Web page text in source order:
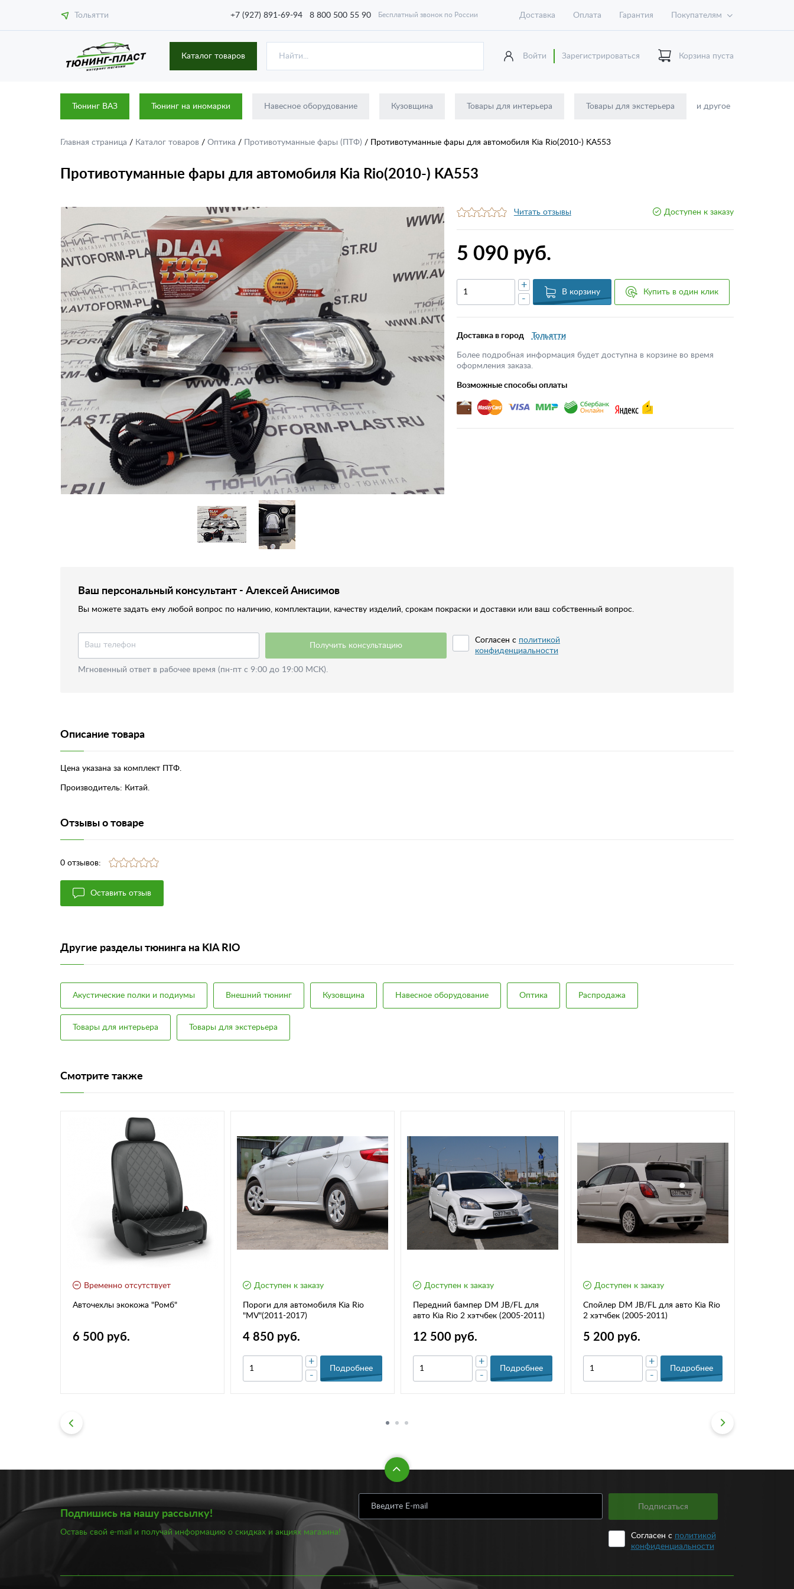
Тольятти +7 (927) 891-69-94 8 800 500 55 90 Бесплатный звонок по России Доставка Оплата Гарантия Покупателям
Каталог товаров Войти Зарегистрироваться Корзина пуста
Тюнинг ВАЗ Тюнинг на иномарки Навесное оборудование Кузовщина Товары для интерьера Товары для экстерьера и другое
Главная страница / Каталог товаров / Оптика / Противотуманные фары (ПТФ) / Противотуманные фары для автомобиля Kia Rio(2010-) KA553
Противотуманные фары для автомобиля Kia Rio(2010-) KA553
Читать отзывы Доступен к заказу
5 090 руб.
-
+
В корзину Купить в один клик
Доставка в город Тольятти
Более подробная информация будет доступна в корзине во время
оформления заказа.
Возможные способы оплаты
Ваш персональный консультант - Алексей Анисимов
Вы можете задать ему любой вопрос по наличию, комплектации, качеству изделий, срокам покраски и доставки или ваш собственный вопрос.
Получить консультацию
Согласен с политикой
конфиденциальности
Мгновенный ответ в рабочее время (пн-пт с 9:00 до 19:00 МСК).
Описание товара
Цена указана за комплект ПТФ.
Производитель: Китай.
Отзывы о товаре
0 отзывов:
Оставить отзыв
Другие разделы тюнинга на KIA RIO
Акустические полки и подиумы Внешний тюнинг Кузовщина Навесное оборудование Оптика Распродажа
Товары для интерьера Товары для экстерьера
Смотрите также
Временно отсутствует
Авточехлы экокожа "Ромб"
6 500 руб.
Доступен к заказу
Пороги для автомобиля Kia Rio
"MV"(2011-2017)
4 850 руб.
-
+
Подробнее
Доступен к заказу
Передний бампер DM JB/FL для
авто Kia Rio 2 хэтчбек (2005-2011)
12 500 руб.
-
+
Подробнее
Доступен к заказу
Спойлер DM JB/FL для авто Kia Rio
2 хэтчбек (2005-2011)
5 200 руб.
-
+
Подробнее
Подпишись на нашу рассылку!
Оставь свой e-mail и получай информацию о скидках и акциях магазина!
Подписаться
Согласен с политикой
конфиденциальности